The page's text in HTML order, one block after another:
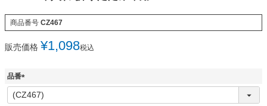
商品番号 CZ467
販売価格 ¥1,098税込
品番
(
必